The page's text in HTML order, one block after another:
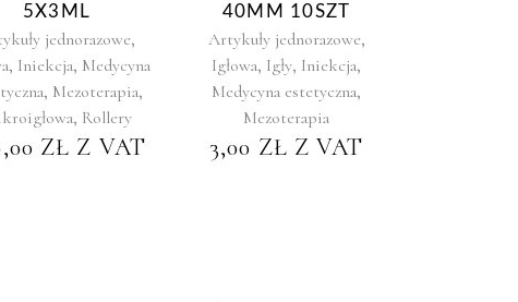
5X3ML
jednorazowe,
, Iniekcja, Medycyna
, Mezoterapia,
, Rollery
ZŁ Z VAT
40MM 10SZT
Artykuły jednorazowe,
Igłowa, Igły, Iniekcja,
Medycyna estetyczna,
Mezoterapia
3,00 ZŁ Z VAT